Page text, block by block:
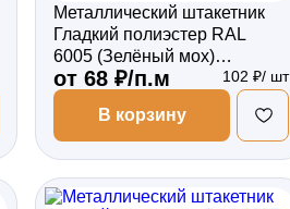
Металлический штакетник
Гладкий полиэстер RAL
6005 (Зелёный мох)
1500*87*0,4 односторонний
Фигурный
от 68 ₽/п.м 102 ₽/ шт
В корзину